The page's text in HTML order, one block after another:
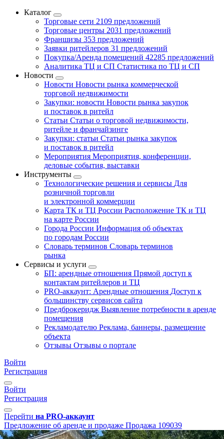
Каталог
Торговые сети 2109 предложений
Торговые центры 2031 предложений
Франшизы 353 предложений
Заявки ритейлеров 31 предложений
Покупка/Аренда помещений 42285 предложений
Аналитика ТЦ и СП Статистика по ТЦ и СП
Новости
Новости Новости рынка коммерческой
торговой недвижимости
Закупки: новости Новости рынка закупок
и поставок в ритейл
Статьи Статьи о торговой недвижимости,
ритейле и франчайзинге
Закупки: статьи Статьи рынка закупок
и поставок в ритейл
Мероприятия Мероприятия, конференции,
деловые события, выставки
Инструменты
Технологические решения и сервисы Для
розничной торговли
и электронной коммерции
Карта ТК и ТЦ России Расположение ТК и ТЦ
на карте России
Города России Информация об объектах
по городам России
Словарь терминов Словарь терминов
рынка
Сервисы и услуги
БП: арендные отношения Прямой доступ к
контактам ритейлеров и ТЦ
PRO-аккаунт: Арендные отношения Доступ к
большинству сервисов сайта
Предброкеридж Выявление потребности в аренде
помещения
Рекламодателю Реклама, баннеры, размещение
объекта
Отзывы Отзывы о портале
Войти
Регистрация
Войти
Регистрация
Перейти на PRO-аккаунт
Предложение об аренде и продаже Продажа 109039